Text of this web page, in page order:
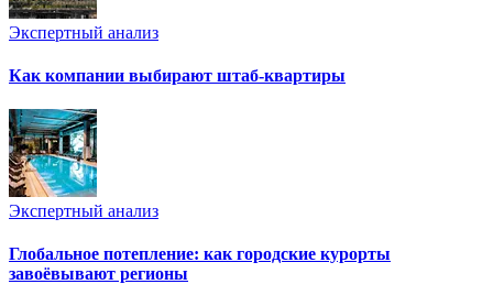
Экспертный анализ
Как компании выбирают штаб-квартиры
Экспертный анализ
Глобальное потепление: как городские курорты
завоёвывают регионы